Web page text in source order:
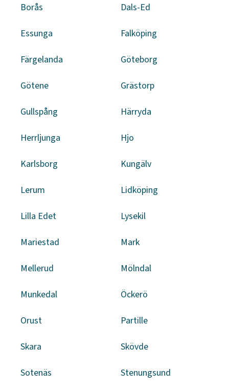
Borås Dals-Ed
Essunga Falköping
Färgelanda Göteborg
Götene Grästorp
Gullspång Härryda
Herrljunga Hjo
Karlsborg Kungälv
Lerum Lidköping
Lilla Edet Lysekil
Mariestad Mark
Mellerud Mölndal
Munkedal Öckerö
Orust Partille
Skara Skövde
Sotenäs Stenungsund